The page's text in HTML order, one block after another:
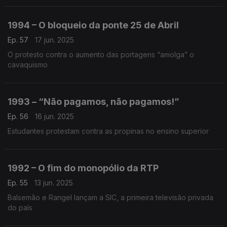
1994 – O bloqueio da ponte 25 de Abril
Ep. 57
17 jun. 2025
O protesto contra o aumento das portagens “amolga” o
cavaquismo
1993 – “Não pagamos, não pagamos!”
Ep. 56
16 jun. 2025
Estudantes protestam contra as propinas no ensino superior
1992 – O fim do monopólio da RTP
Ep. 55
13 jun. 2025
Balsemão e Rangel lançam a SIC, a primeira televisão privada
do país